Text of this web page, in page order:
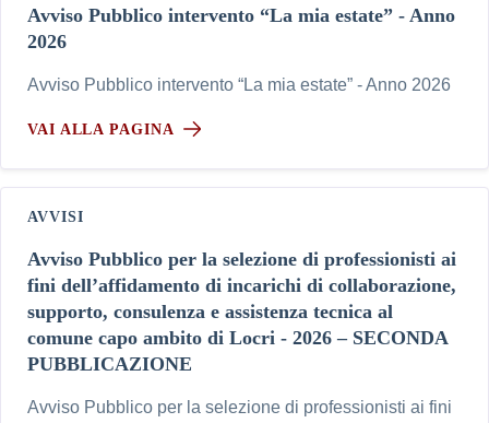
Avviso Pubblico intervento “La mia estate” - Anno
2026
Avviso Pubblico intervento “La mia estate” - Anno 2026
VAI ALLA PAGINA
AVVISI
Avviso Pubblico per la selezione di professionisti ai
fini dell’affidamento di incarichi di collaborazione,
supporto, consulenza e assistenza tecnica al
comune capo ambito di Locri - 2026 – SECONDA
PUBBLICAZIONE
Avviso Pubblico per la selezione di professionisti ai fini